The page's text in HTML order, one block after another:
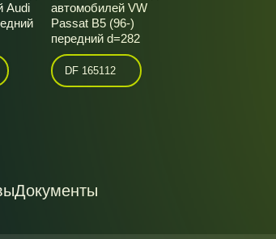
Audi
автомобилей VW
Passat B5 (96-)
передний d=282
DF 165112
Документы